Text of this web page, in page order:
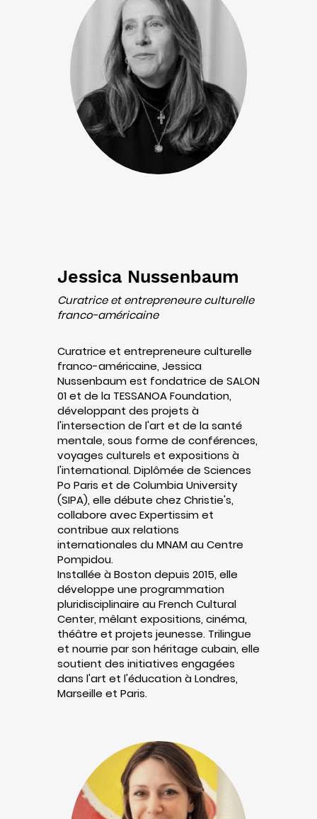
Jessica Nussenbaum
Curatrice et entrepreneure culturelle
franco-américaine
Curatrice et entrepreneure culturelle
franco-américaine, Jessica
Nussenbaum est fondatrice de SALON
01 et de la TESSANOA Foundation,
développant des projets à
l'intersection de l'art et de la santé
mentale, sous forme de conférences,
voyages culturels et expositions à
l'international. Diplômée de Sciences
Po Paris et de Columbia University
(SIPA), elle débute chez Christie's,
collabore avec Expertissim et
contribue aux relations
internationales du MNAM au Centre
Pompidou.
Installée à Boston depuis 2015, elle
développe une programmation
pluridisciplinaire au French Cultural
Center, mêlant expositions, cinéma,
théâtre et projets jeunesse. Trilingue
et nourrie par son héritage cubain, elle
soutient des initiatives engagées
dans l'art et l'éducation à Londres,
Marseille et Paris.